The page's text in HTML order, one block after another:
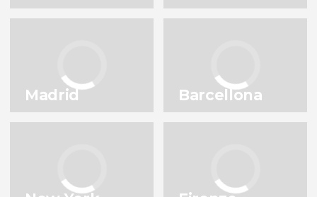
Milano Lisbona
Turchia Repubblica Ceca
Porto
Portogallo
Bruxelles
Belgio
Madrid Barcellona